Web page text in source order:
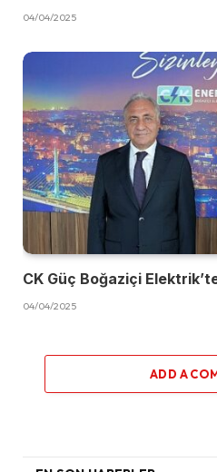
04/04/2025
CK Güç Boğaziçi
04/04/2025
ADD A